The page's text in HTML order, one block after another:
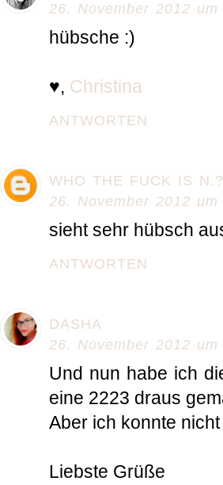
26. November 2012 um
hübsche :)
♥, Christina
ANTWORTEN
WHO THE FUCK IS N.?
26. November 2012 um
sieht sehr hübsch
ANTWORTEN
DASHA
26. November 2012 um
Und nun habe ich
eine 2223 draus
Aber ich konnte
Liebste Grüße